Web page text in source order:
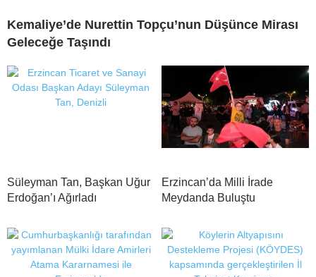
Kemaliye’de Nurettin Topçu’nun Düşünce Mirası
Geleceğe Taşındı
Süleyman Tan, Başkan Uğur
Erdoğan’ı Ağırladı
Erzincan’da Milli İrade
Meydanda Buluştu